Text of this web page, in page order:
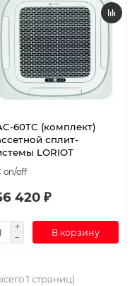
60TC (комплект)
сплит-
LORIOT
on/off
420 ₽
В корзину
1 страниц)